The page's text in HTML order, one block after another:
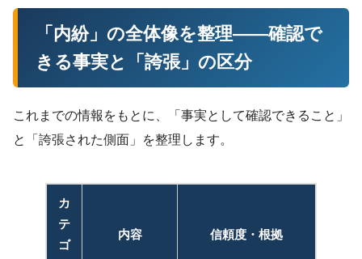
「内紛」の全体像を整理——確認で
きる事実と「誇張」の区分
これまでの情報をもとに、「事実として確認できること」
と「誇張された側面」を整理します。
カ
テ
ゴ
内容 信頼度・根拠